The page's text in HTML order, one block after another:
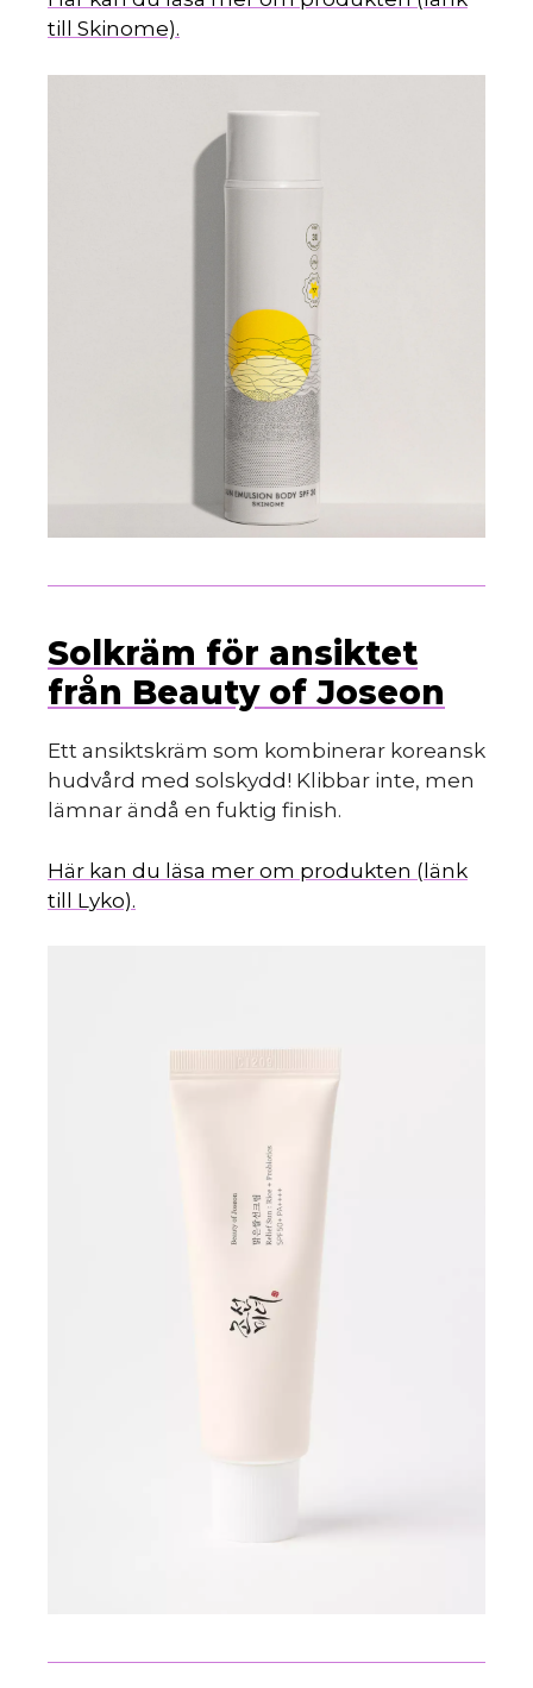
till Skinome).
Solkräm för ansiktet
från Beauty of Joseon
Ett ansiktskräm som kombinerar koreansk
hudvård med solskydd! Klibbar inte, men
lämnar ändå en fuktig finish.
Här kan du läsa mer om produkten (länk
till Lyko).